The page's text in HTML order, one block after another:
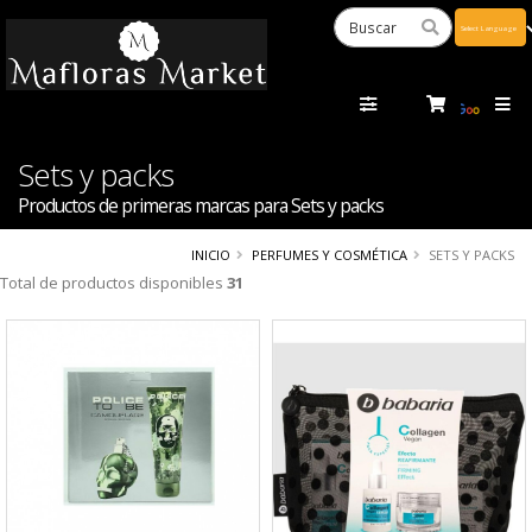
Sets y packs
Productos de primeras marcas para Sets y packs
INICIO PERFUMES Y COSMÉTICA SETS Y PACKS
Total de productos disponibles 31